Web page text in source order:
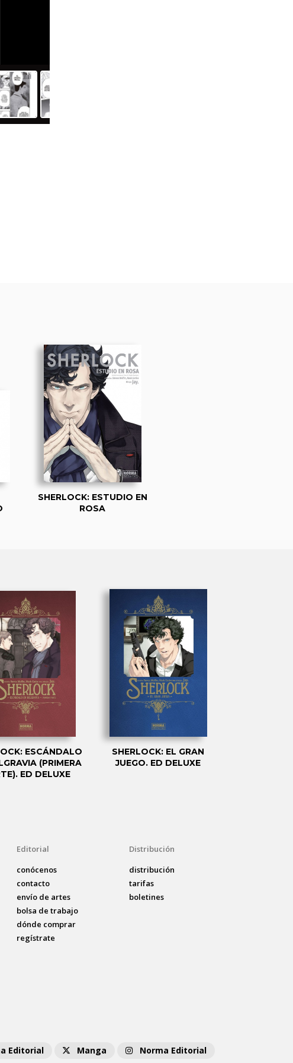
SHERLOCK: ESTUDIO EN
ROSA
ESCÁNDALO
(PRIMERA
ED DELUXE
SHERLOCK: EL GRAN
JUEGO. ED DELUXE
Editorial
conócenos
contacto
envío de artes
bolsa de trabajo
dónde comprar
regístrate
Distribución
distribución
tarifas
boletines
Editorial Manga Norma Editorial